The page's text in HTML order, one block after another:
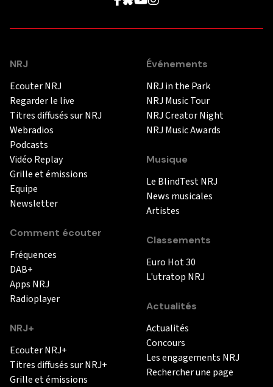
NRJ
Ecouter NRJ
Regarder le live
Titres diffusés sur NRJ
Webradios
Podcasts
Vidéo Replay
Grille et émissions
Equipe
Newsletter
Comment écouter
Fréquences
DAB+
Apps NRJ
Radioplayer
NRJ+
Ecouter NRJ+
Titres diffusés sur NRJ+
Grille et émissions
Événements
NRJ in the Park
NRJ Music Tour
NRJ Creator Night
NRJ Music Awards
Musique
Le BlindTest NRJ
News musicales
Artistes
Classements
Euro Hot 30
L'utratop NRJ
Actualités
Actualités
Concours
Les engagements NRJ
Rechercher une page